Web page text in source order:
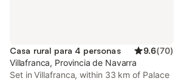
Casa rural para 4 personas 9.6(70)
Villafranca, Provincia de Navarra
Set in Villafranca, within 33 km of Palace